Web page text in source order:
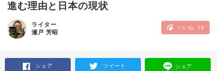
進む理由と日本の現状
ライター
瀬戸 芳昭
いいね 14
シェア ツイート シェア